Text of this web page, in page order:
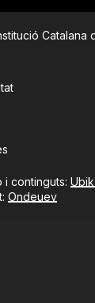
Catalana
i continguts:
Ondeuev